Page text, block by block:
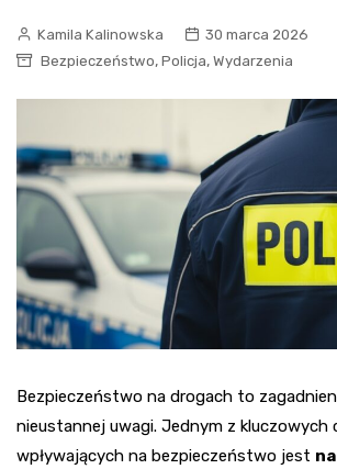
Kamila Kalinowska
30 marca 2026
Bezpieczeństwo, Policja, Wydarzenia
Bezpieczeństwo na drogach to
nieustannej uwagi. Jednym z kluczowych
wpływających na bezpieczeństwo jest